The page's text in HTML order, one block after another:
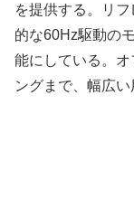
を提供する。リ
的な60Hz駆動の
能にしている。
ングまで、幅広い